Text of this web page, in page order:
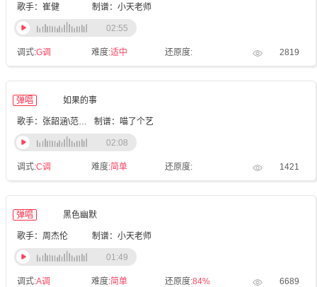
歌手：崔健 制谱：小天老师
调式:G调 难度:适中 还原度: 2819
02:55
弹唱 如果的事
歌手：张韶涵\范玮琪 制谱：喵了个艺
调式:C调 难度:简单 还原度: 1421
02:08
弹唱 黑色幽默
歌手：周杰伦 制谱：小天老师
调式:A调 难度:简单 还原度:84% 6689
01:49